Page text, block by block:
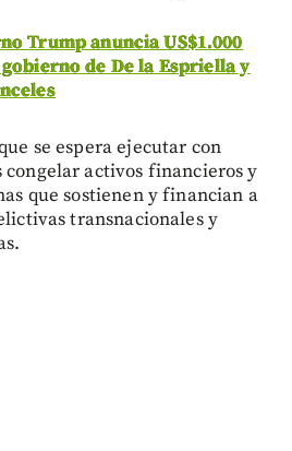
Trump anuncia US$1.000
de De la Espriella y
se espera ejecutar con
congelar activos financieros y
que sostienen y financian a
transnacionales y